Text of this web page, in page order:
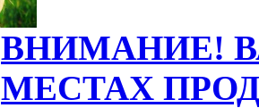
ВНИМАНИЕ!
МЕСТАХ